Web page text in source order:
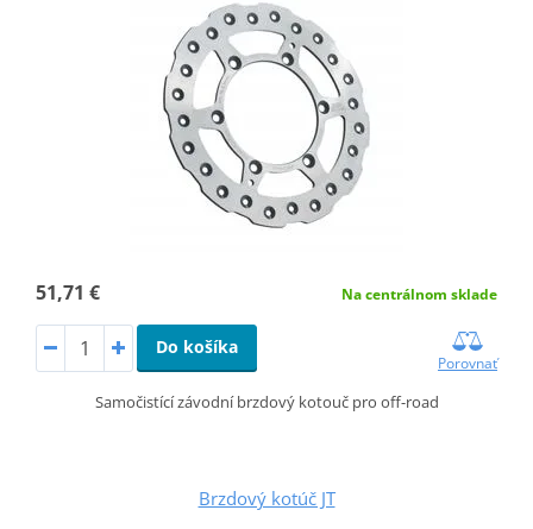
51,71 € Na centrálnom sklade
Do košíka
Porovnať
Samočistící závodní brzdový kotouč pro off-road
Brzdový kotúč JT